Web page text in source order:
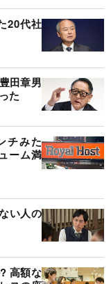
20代社
田章男
た
チみた
ーム満
い人の
高額な